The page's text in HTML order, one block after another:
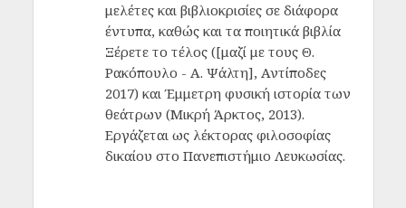
μελέτες και βιβλιοκρισίες σε διάφορα
έντυπα, καθώς και τα ποιητικά βιβλία
Ξέρετε το τέλος ([μαζί με τους Θ.
Ρακόπουλο - Α. Ψάλτη], Αντίποδες
2017) και Έμμετρη φυσική ιστορία των
θεάτρων (Μικρή Άρκτος, 2013).
Εργάζεται ως λέκτορας φιλοσοφίας
δικαίου στο Πανεπιστήμιο Λευκωσίας.